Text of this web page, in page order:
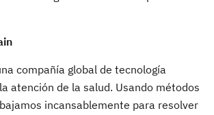
compañía global de tecnología
atención de la salud. Usando métodos
incansablemente para resolver